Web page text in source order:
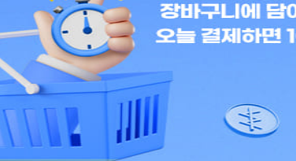
)디스펜서 린스
넛 타입)
디스펜서
WOODY(우디)디스펜서 바디
워시 700ml (블랙x월넛 타
입)
42,966